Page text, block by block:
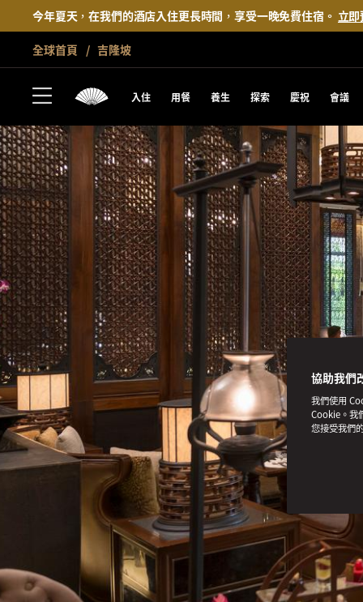
今年夏天，在我們的酒店入住更長時間，享受一晚免費住宿。 立
全球首頁 吉隆坡
入住 用餐 養生 探索 慶祝 會議
協助我們
我們使用
Cookie。我
您接受我們